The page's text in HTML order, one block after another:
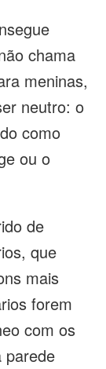
chama
meninas,
neutro: o
como
ou o
de
que
mais
forem
com os
parede